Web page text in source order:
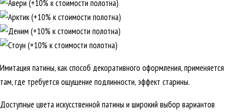
Имитация патины, как способ декоративного оформления, применяется
там, где требуется ощущение подлинности, эффект старины.
Доступные цвета искусственной патины и широкий выбор вариантов